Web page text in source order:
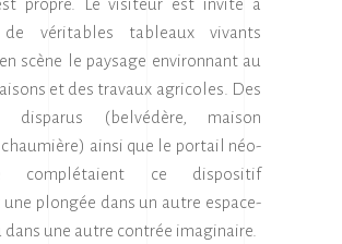
propre. Le visiteur est invité à
de véritables tableaux vivants
scène le paysage environnant au
et des travaux agricoles. Des
disparus (belvédère, maison
ainsi que le portail néo-
complétaient ce dispositif
plongée dans un autre espace-
dans une autre contrée imaginaire.